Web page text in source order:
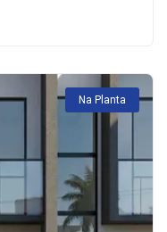
Na Planta